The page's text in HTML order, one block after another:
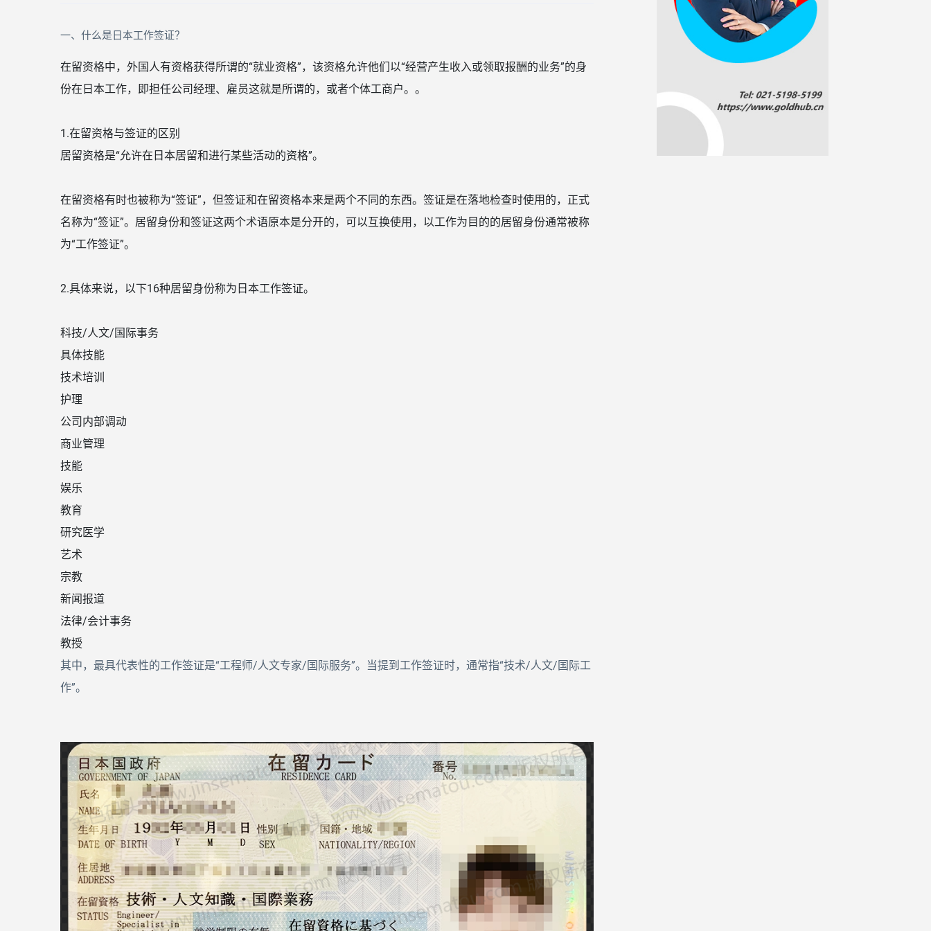
一、什么是日本工作签证？
在留资格中，外国人有资格获得所谓的“就业资格”，该资格允许他们以“经营产生收入或领取报酬的业务”的身
份在日本工作，即担任公司经理、雇员这就是所谓的，或者个体工商户。。
1.在留资格与签证的区别
居留资格是“允许在日本居留和进行某些活动的资格”。
在留资格有时也被称为“签证”，但签证和在留资格本来是两个不同的东西。签证是在落地检查时使用的，正式
名称为“签证”。居留身份和签证这两个术语原本是分开的，可以互换使用，以工作为目的的居留身份通常被称
为“工作签证”。
2.具体来说，以下16种居留身份称为日本工作签证。
科技/人文/国际事务
具体技能
技术培训
护理
公司内部调动
商业管理
技能
娱乐
教育
研究医学
艺术
宗教
新闻报道
法律/会计事务
教授
其中，最具代表性的工作签证是“工程师/人文专家/国际服务”。当提到工作签证时，通常指“技术/人文/国际工
作”。